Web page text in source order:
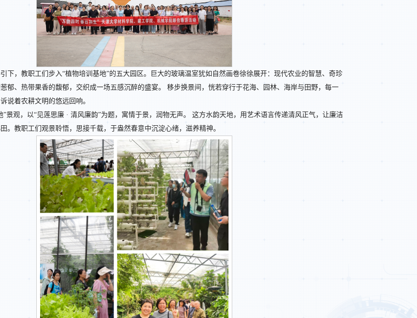
下，教职工们步入“植物培训基地”的五大园区。巨大的玻璃温室犹如自然画卷徐徐展开：现代农业的智慧、奇珍
郁、热带果香的馥郁，交织成一场五感沉醉的盛宴。 移步换景间，恍若穿行于花海、园林、海岸与田野，每一
说着农耕文明的悠远回响。
”景观，以“见莲思廉 · 清风廉韵”为题，寓情于景，润物无声。 这方水韵天地，用艺术语言传递清风正气，让廉洁
。教职工们观景聆悟，思接千载，于盎然春意中沉淀心绪，滋养精神。